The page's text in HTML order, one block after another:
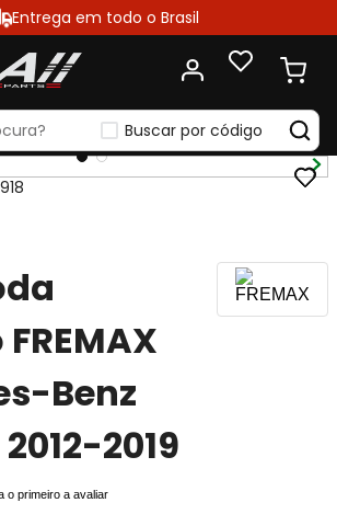
Entrega em todo o Brasil
Buscar por código
Benz
2019
o primeiro a avaliar